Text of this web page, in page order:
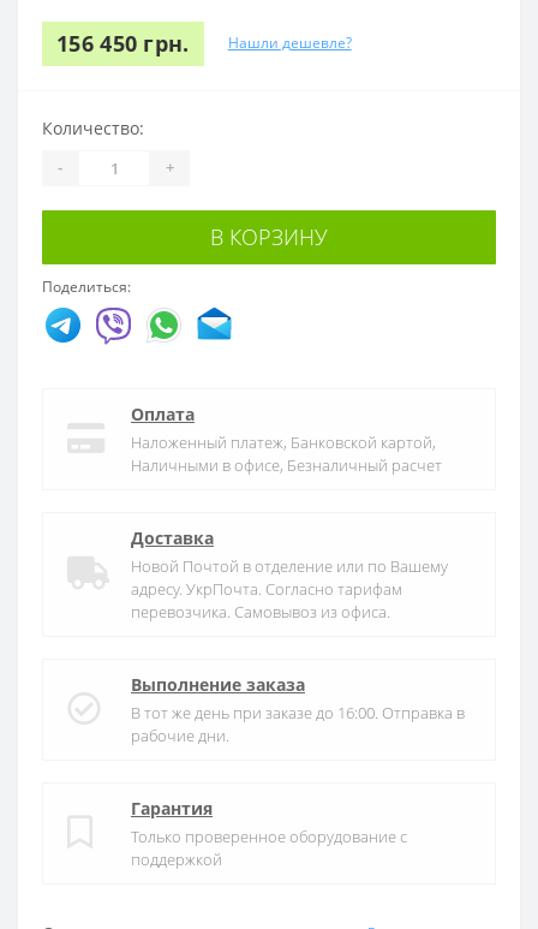
156 450 грн. Нашли дешевле?
Количество:
- +
В КОРЗИНУ
Поделиться:
Оплата
Наложенный платеж, Банковской картой,
Наличными в офисе, Безналичный расчет
Доставка
Новой Почтой в отделение или по Вашему
адресу. УкрПочта. Согласно тарифам
перевозчика. Самовывоз из офиса.
Выполнение заказа
В тот же день при заказе до 16:00. Отправка в
рабочие дни.
Гарантия
Только проверенное оборудование с
поддержкой